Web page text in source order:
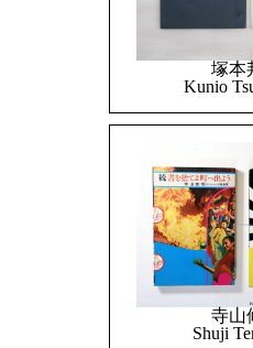
塚本
Kunio
寺山
Shuji